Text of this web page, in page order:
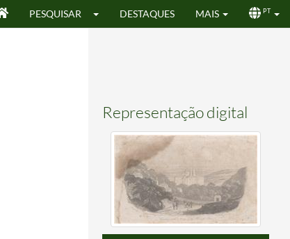
PESQUISAR DESTAQUES MAIS PT
Representação digital